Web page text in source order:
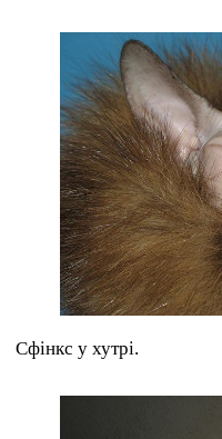
Сфінкс у хутрі.